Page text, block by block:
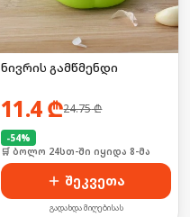
ნივრის გამწმენდი
11.4₾24.75₾
-54%
🛒 ბოლო 24სთ-ში იყიდა 8-მა
შეკვეთა
გადახდა მიღებისას